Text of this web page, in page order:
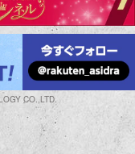
CO.,LTD.